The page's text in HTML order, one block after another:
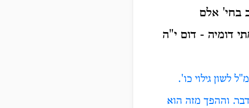
בחי' אלם
דומיה - דום י"ה
לשון גילוי כו'.
וההפך מזה הוא